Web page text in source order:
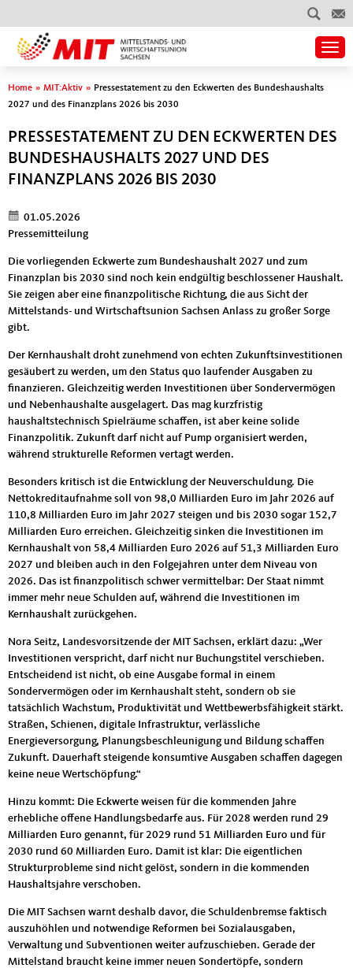
Sie sind hier
Home » MIT:Aktiv » Pressestatement zu den Eckwerten des Bundeshaushalts
2027 und des Finanzplans 2026 bis 2030
PRESSESTATEMENT ZU DEN ECKWERTEN DES
BUNDESHAUSHALTS 2027 UND DES
FINANZPLANS 2026 BIS 2030
01.05.2026
Pressemitteilung
Die vorliegenden Eckwerte zum Bundeshaushalt 2027 und zum
Finanzplan bis 2030 sind noch kein endgültig beschlossener Haushalt.
Sie zeigen aber eine finanzpolitische Richtung, die aus Sicht der
Mittelstands- und Wirtschaftsunion Sachsen Anlass zu großer Sorge
gibt.
Der Kernhaushalt droht zunehmend von echten Zukunftsinvestitionen
gesäubert zu werden, um den Status quo laufender Ausgaben zu
finanzieren. Gleichzeitig werden Investitionen über Sondervermögen
und Nebenhaushalte ausgelagert. Das mag kurzfristig
haushaltstechnisch Spielräume schaffen, ist aber keine solide
Finanzpolitik. Zukunft darf nicht auf Pump organisiert werden,
während strukturelle Reformen vertagt werden.
Besonders kritisch ist die Entwicklung der Neuverschuldung. Die
Nettokreditaufnahme soll von 98,0 Milliarden Euro im Jahr 2026 auf
110,8 Milliarden Euro im Jahr 2027 steigen und bis 2030 sogar 152,7
Milliarden Euro erreichen. Gleichzeitig sinken die Investitionen im
Kernhaushalt von 58,4 Milliarden Euro 2026 auf 51,3 Milliarden Euro
2027 und bleiben auch in den Folgejahren unter dem Niveau von
2026. Das ist finanzpolitisch schwer vermittelbar: Der Staat nimmt
immer mehr neue Schulden auf, während die Investitionen im
Kernhaushalt zurückgehen.
Nora Seitz, Landesvorsitzende der MIT Sachsen, erklärt dazu: „Wer
Investitionen verspricht, darf nicht nur Buchungstitel verschieben.
Entscheidend ist nicht, ob eine Ausgabe formal in einem
Sondervermögen oder im Kernhaushalt steht, sondern ob sie
tatsächlich Wachstum, Produktivität und Wettbewerbsfähigkeit stärkt.
Straßen, Schienen, digitale Infrastruktur, verlässliche
Energieversorgung, Planungsbeschleunigung und Bildung schaffen
Zukunft. Dauerhaft steigende konsumtive Ausgaben schaffen dagegen
keine neue Wertschöpfung.“
Hinzu kommt: Die Eckwerte weisen für die kommenden Jahre
erhebliche offene Handlungsbedarfe aus. Für 2028 werden rund 29
Milliarden Euro genannt, für 2029 rund 51 Milliarden Euro und für
2030 rund 60 Milliarden Euro. Damit ist klar: Die eigentlichen
Strukturprobleme sind nicht gelöst, sondern in die kommenden
Haushaltsjahre verschoben.
Die MIT Sachsen warnt deshalb davor, die Schuldenbremse faktisch
auszuhöhlen und notwendige Reformen bei Sozialausgaben,
Verwaltung und Subventionen weiter aufzuschieben. Gerade der
Mittelstand braucht keine immer neuen Sondertöpfe, sondern